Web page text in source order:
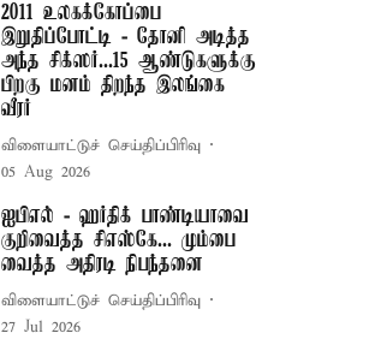
2011 உலகக்கோப்பை
இறுதிப்போட்டி - தோனி அடித்த
அந்த சிக்ஸர்...15 ஆண்டுகளுக்கு
பிறகு மனம் திறந்த இலங்கை
வீரர்
விளையாட்டுச் செய்திப்பிரிவு
05 Aug 2026
ஐபிஎல் - ஹர்திக் பாண்டியாவை
குறிவைத்த சிஎஸ்கே... மும்பை
வைத்த அதிரடி நிபந்தனை
விளையாட்டுச் செய்திப்பிரிவு
27 Jul 2026